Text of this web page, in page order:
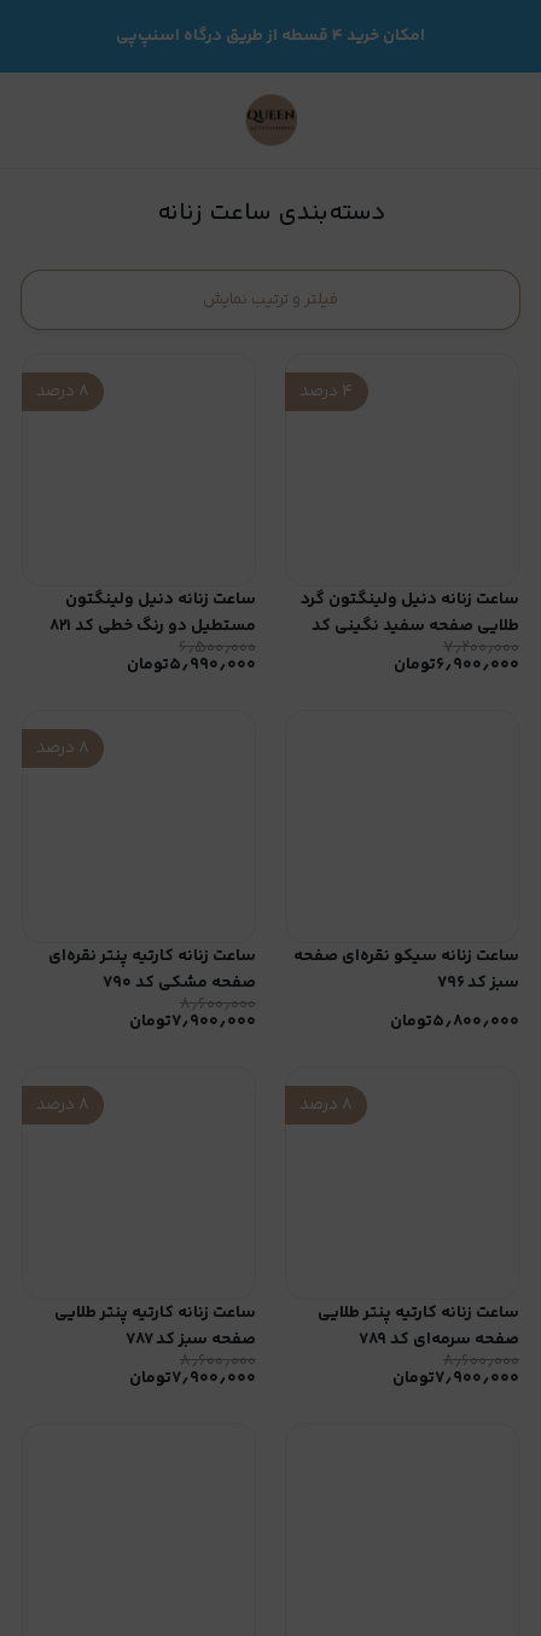
امکان خرید ۴ قسطه از طریق درگاه اسنپ‌پی
دسته‌بندی ساعت زنانه
فیلتر و ترتیب نمایش
۴ درصد
ساعت زنانه دنیل ولینگتون گرد
طلایی صفحه سفید نگینی کد
۹۱۴
۷٫۲۰۰٫۰۰۰
۶٫۹۰۰٫۰۰۰تومان
۸ درصد
ساعت زنانه دنیل ولینگتون
مستطیل دو رنگ خطی کد ۸۲۱
۶٫۵۰۰٫۰۰۰
۵٫۹۹۰٫۰۰۰تومان
ساعت زنانه سیکو نقره‌ای صفحه
سبز کد ۷۹۶
۵٫۸۰۰٫۰۰۰تومان
۸ درصد
ساعت زنانه کارتیه پنتر نقره‌ای
صفحه مشکی کد ۷۹۰
۸٫۶۰۰٫۰۰۰
۷٫۹۰۰٫۰۰۰تومان
۸ درصد
ساعت زنانه کارتیه پنتر طلایی
صفحه سرمه‌ای کد ۷۸۹
۸٫۶۰۰٫۰۰۰
۷٫۹۰۰٫۰۰۰تومان
۸ درصد
ساعت زنانه کارتیه پنتر طلایی
صفحه سبز کد ۷۸۷
۸٫۶۰۰٫۰۰۰
۷٫۹۰۰٫۰۰۰تومان